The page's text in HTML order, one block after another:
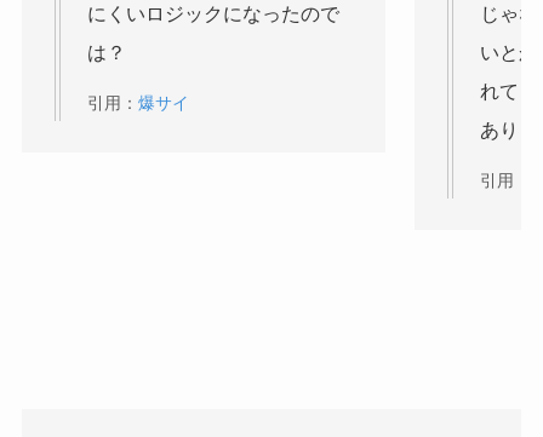
にくいロジックになったので
は？
引用： 爆サイ
じゃ
いと
れて
ありま
引用：